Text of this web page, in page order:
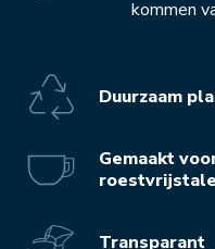
kommen
Duurzaam
Gemaakt
Transparant